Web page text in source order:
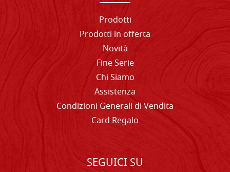
Prodotti
Prodotti in offerta
Novità
Fine Serie
Chi Siamo
Assistenza
Condizioni Generali di Vendita
Card Regalo
SEGUICI SU